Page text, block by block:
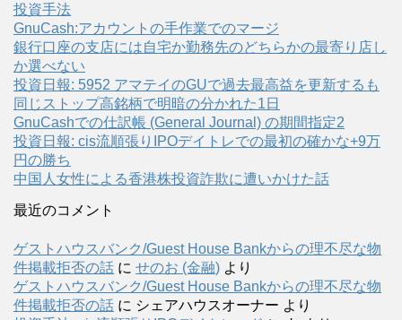
投資手法
GnuCash:アカウントの手作業でのマージ
銀行口座の支店には自宅か勤務先のどちらかの最寄り店し
か選べない
投資日報: 5952 アマテイのGUで過去最高益を更新するも
同じストップ高銘柄で明暗の分かれた1日
GnuCashでの仕訳帳 (General Journal) の期間指定2
投資日報: cis流順張りIPOデイトレでの最初の確かな+9万
円の勝ち
中国人女性による香港株投資詐欺に遭いかけた話
最近のコメント
ゲストハウスバンク/Guest House Bankからの理不尽な物
件掲載拒否の話 に せのお (金融) より
ゲストハウスバンク/Guest House Bankからの理不尽な物
件掲載拒否の話 に シェアハウスオーナー より